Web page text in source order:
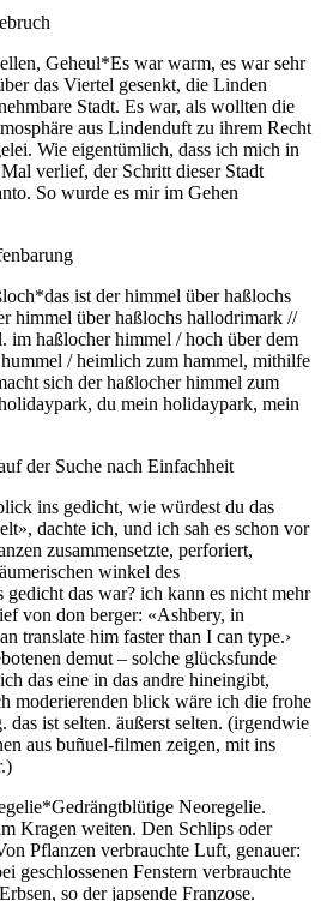
Geheul*Es war warm, es war sehr
das Viertel gesenkt, die Linden
Stadt. Es war, als wollten die
aus Lindenduft zu ihrem Recht
Wie eigentümlich, dass ich mich in
verlief, der Schritt dieser Stadt
So wurde es mir im Gehen
*das ist der himmel über haßlochs
himmel über haßlochs hallodrimark //
im haßlocher himmel / hoch über dem
/ heimlich zum hammel, mithilfe
sich der haßlocher himmel zum
du mein holidaypark, mein
der Suche nach Einfachheit
ins gedicht, wie würdest du das
dachte ich, und ich sah es schon vor
zusammensetzte, perforiert,
winkel des
gedicht das war? ich kann es nicht mehr
von don berger: «Ashbery, in
translate him faster than I can type.›
demut – solche glücksfunde
das eine in das andre hineingibt,
moderierenden blick wäre ich die frohe
das ist selten. äußerst selten. (irgendwie
aus buñuel-filmen zeigen, mit ins
*Gedrängtblütige Neoregelie.
Kragen weiten. Den Schlips oder
Pflanzen verbrauchte Luft, genauer:
geschlossenen Fenstern verbrauchte
so der japsende Franzose.